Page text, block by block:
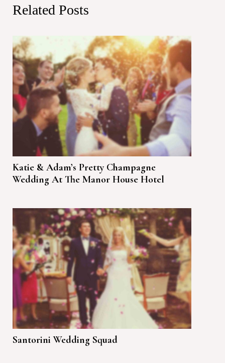
Related Posts
Katie & Adam’s Pretty Champagne
Wedding At The Manor House Hotel
Santorini Wedding Squad